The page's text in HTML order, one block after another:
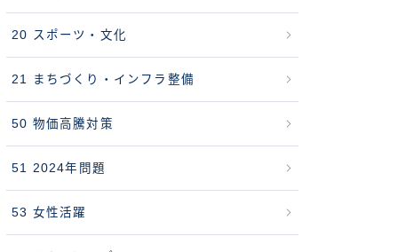
20 スポーツ・文化
21 まちづくり・インフラ整備
50 物価高騰対策
51 2024年問題
53 女性活躍